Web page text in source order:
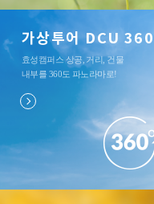
가상투어 DCU 360
효성캠퍼스 상공, 거리, 건물
내부를 360도 파노라마로!